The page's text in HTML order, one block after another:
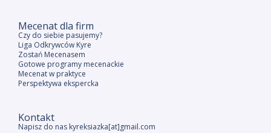
Mecenat dla firm
Czy do siebie pasujemy?
Liga Odkrywców Kyre
Zostań Mecenasem
Gotowe programy mecenackie
Mecenat w praktyce
Perspektywa ekspercka
Kontakt
Napisz do nas kyreksiazka[at]gmail.com